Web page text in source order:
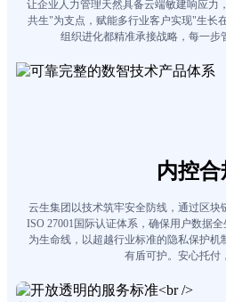
让企业人力管理天然具备云端敏建响应力
共生"为支点，赋能多行业客户实现"生长
组织进化都精准承接战略，每一步
内控合
云生集团以技术筑牢安全防线，通过区块
ISO 27001国际认证体系，确保用户数据
为生命线，以超越行业标准的隐私保护机
有盾可护。安心托付